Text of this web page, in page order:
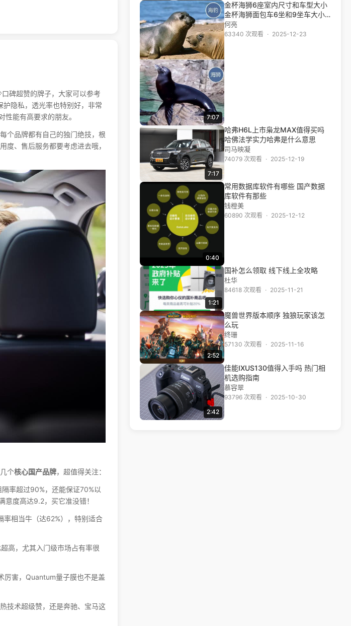
碑超赞的牌子，大家可以参考
隐私，透光率也特别好，非常
性能有高要求的朋友。
个品牌都有自己的独门绝技，根
度、售后服务都要考虑进去哦，
个核心国产品牌，超值得关注：
率超过90%，还能保证70%以
意度高达9.2，买它准没错！
率相当牛（达62%），特别适合
高，尤其入门级市场占有率很
厉害，Quantum量子膜也不是盖
技术超级赞，还是奔驰、宝马这
7:07
金杯海狮6座室内尺寸和车型大小
金杯海狮面包车6坐和9坐车大小
有什么区别
何亮
63340 次观看 · 2025-12-23
7:17
哈弗H6L上市枭龙MAX值得买吗
哈佛法学实力哈弗是什么意思
司马映凝
74079 次观看 · 2025-12-19
0:40
常用数据库软件有哪些 国产数据
库软件有那些
钱橙美
60890 次观看 · 2025-12-12
1:21
国补怎么领取 线下线上全攻略
杜华
84618 次观看 · 2025-11-21
2:52
魔兽世界版本顺序 独狼玩家该怎
么玩
终珊
57130 次观看 · 2025-11-16
2:42
佳能IXUS130值得入手吗 热门相
机选购指南
慕容翠
93796 次观看 · 2025-10-30